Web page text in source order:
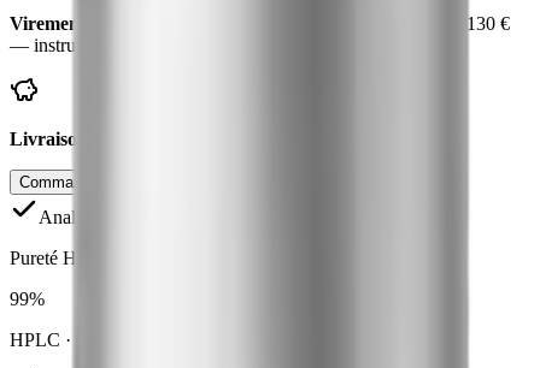
Virement bancaire : −
130 €
— instructions par email, expédition dès réception
Livraison offerte
Commander pour recherche
Analyse de pureté
Pureté HPLC
99%
HPLC · seuil pharma